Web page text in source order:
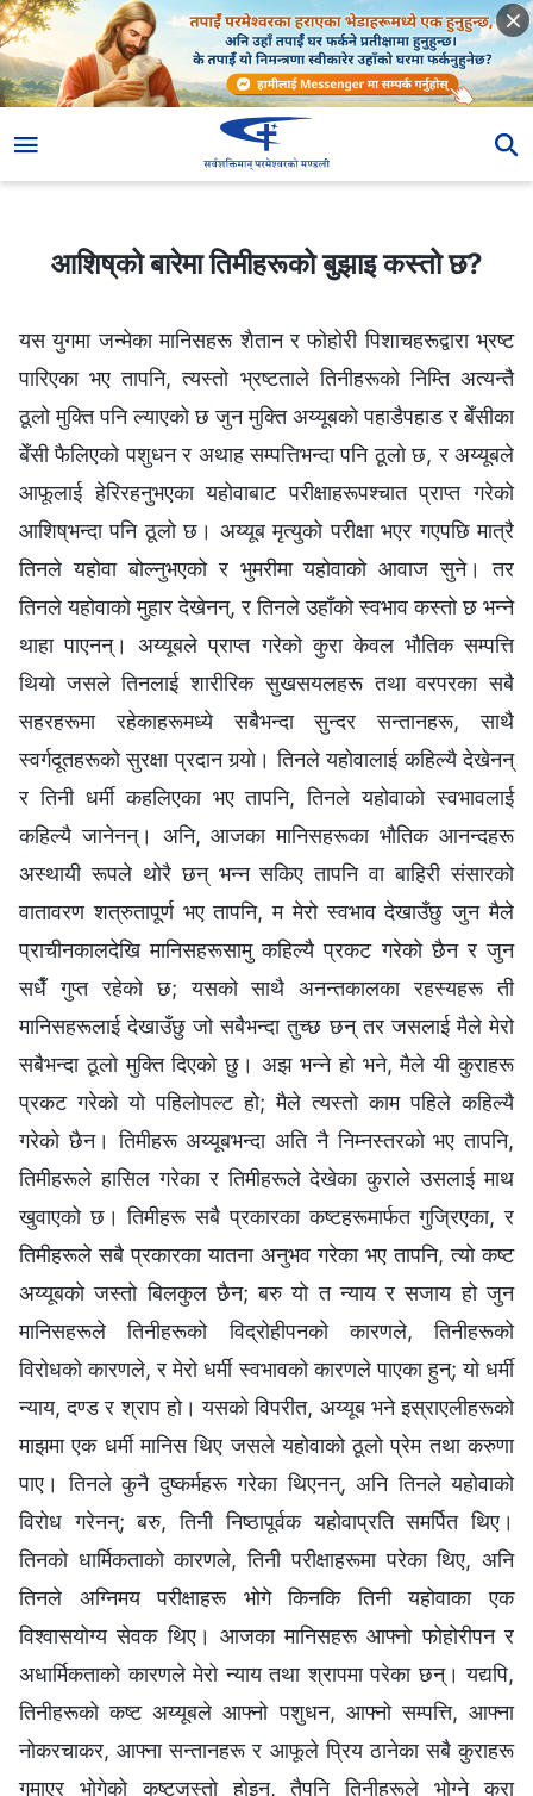
आशिष्‌को बारेमा तिमीहरूको बुझाइ कस्तो छ?
आशिष्‌को बारेमा तिमीहरूको बुझाइ कस्तो छ?
यस युगमा जन्मेका मानिसहरू शैतान र फोहोरी पिशाचहरूद्वारा भ्रष्ट
पारिएका भए तापनि, त्यस्तो भ्रष्टताले तिनीहरूको निम्ति अत्यन्तै
ठूलो मुक्ति पनि ल्याएको छ जुन मुक्ति अय्यूबको पहाडैपहाड र बेँसीका
बेँसी फैलिएको पशुधन र अथाह सम्पत्तिभन्दा पनि ठूलो छ, र अय्यूबले
आफूलाई हेरिरहनुभएका यहोवाबाट परीक्षाहरूपश्‍चात प्राप्त गरेको
आशिष्‌भन्दा पनि ठूलो छ। अय्यूब मृत्युको परीक्षा भएर गएपछि मात्रै
तिनले यहोवा बोल्नुभएको र भुमरीमा यहोवाको आवाज सुने। तर
तिनले यहोवाको मुहार देखेनन्, र तिनले उहाँको स्वभाव कस्तो छ भन्‍ने
थाहा पाएनन्। अय्यूबले प्राप्त गरेको कुरा केवल भौतिक सम्पत्ति
थियो जसले तिनलाई शारीरिक सुखसयलहरू तथा वरपरका सबै
सहरहरूमा रहेकाहरूमध्ये सबैभन्दा सुन्दर सन्तानहरू, साथै
स्वर्गदूतहरूको सुरक्षा प्रदान गर्‍यो। तिनले यहोवालाई कहिल्यै देखेनन्
र तिनी धर्मी कहलिएका भए तापनि, तिनले यहोवाको स्वभावलाई
कहिल्यै जानेनन्। अनि, आजका मानिसहरूका भौतिक आनन्दहरू
अस्थायी रूपले थोरै छन् भन्‍न सकिए तापनि वा बाहिरी संसारको
वातावरण शत्रुतापूर्ण भए तापनि, म मेरो स्वभाव देखाउँछु जुन मैले
प्राचीनकालदेखि मानिसहरूसामु कहिल्यै प्रकट गरेको छैन र जुन
सधैँ गुप्त रहेको छ; यसको साथै अनन्तकालका रहस्यहरू ती
मानिसहरूलाई देखाउँछु जो सबैभन्दा तुच्छ छन् तर जसलाई मैले मेरो
सबैभन्दा ठूलो मुक्ति दिएको छु। अझ भन्‍ने हो भने, मैले यी कुराहरू
प्रकट गरेको यो पहिलोपल्ट हो; मैले त्यस्तो काम पहिले कहिल्यै
गरेको छैन। तिमीहरू अय्यूबभन्दा अति नै निम्‍नस्तरको भए तापनि,
तिमीहरूले हासिल गरेका र तिमीहरूले देखेका कुराले उसलाई माथ
खुवाएको छ। तिमीहरू सबै प्रकारका कष्टहरूमार्फत गुज्रिएका, र
तिमीहरूले सबै प्रकारका यातना अनुभव गरेका भए तापनि, त्यो कष्ट
अय्यूबको जस्तो बिलकुल छैन; बरु यो त न्याय र सजाय हो जुन
मानिसहरूले तिनीहरूको विद्रोहीपनको कारणले, तिनीहरूको
विरोधको कारणले, र मेरो धर्मी स्वभावको कारणले पाएका हुन्; यो धर्मी
न्याय, दण्ड र श्राप हो। यसको विपरीत, अय्यूब भने इस्राएलीहरूको
माझमा एक धर्मी मानिस थिए जसले यहोवाको ठूलो प्रेम तथा करुणा
पाए। तिनले कुनै दुष्कर्महरू गरेका थिएनन्, अनि तिनले यहोवाको
विरोध गरेनन्; बरु, तिनी निष्ठापूर्वक यहोवाप्रति समर्पित थिए।
तिनको धार्मिकताको कारणले, तिनी परीक्षाहरूमा परेका थिए, अनि
तिनले अग्‍निमय परीक्षाहरू भोगे किनकि तिनी यहोवाका एक
विश्‍वासयोग्य सेवक थिए। आजका मानिसहरू आफ्नो फोहोरीपन र
अधार्मिकताको कारणले मेरो न्याय तथा श्रापमा परेका छन्। यद्यपि,
तिनीहरूको कष्ट अय्यूबले आफ्नो पशुधन, आफ्नो सम्पत्ति, आफ्ना
नोकरचाकर, आफ्ना सन्तानहरू र आफूले प्रिय ठानेका सबै कुराहरू
गुमाएर भोगेको कष्टजस्तो होइन, तैपनि तिनीहरूले भोग्‍ने कुरा